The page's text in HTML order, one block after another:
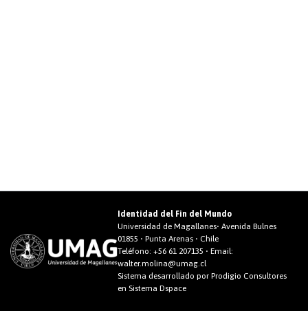
Identidad del Fin del Mundo
Universidad de Magallanes• Avenida Bulnes
01855 • Punta Arenas • Chile
Teléfono:+56 61 207135 • Email:
walter.molina@umag.cl
Sistema desarrollado por Prodigio Consultores
en Sistema Dspace